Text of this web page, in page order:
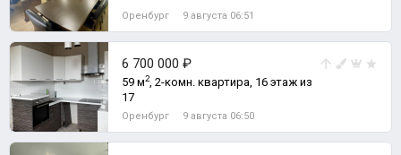
Оренбург 9 августа 06:51
6 700 000 ₽
59 м2, 2-комн. квартира, 16 этаж из
17
Оренбург 9 августа 06:50